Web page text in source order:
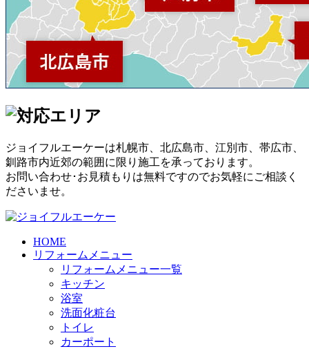
ジョイフルエーケーは札幌市、北広島市、江別市、帯広市、
釧路市内近郊の範囲に限り施工を承っております。
お問い合わせ･お見積もりは無料ですのでお気軽にご相談く
ださいませ。
HOME
リフォームメニュー
リフォームメニュー一覧
キッチン
浴室
洗面化粧台
トイレ
カーポート